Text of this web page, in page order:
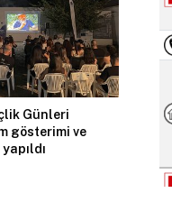
Günleri
gösterimi ve